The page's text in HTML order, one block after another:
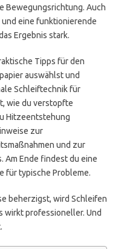
Bewegungsrichtung. Auch
eine funktionierende
Ergebnis stark.
Tipps für den
auswählst und
Schleiftechnik für
wie du verstopfte
Hitzeentstehung
zur
und zur
Am Ende findest du eine
für typische Probleme.
beherzigst, wird Schleifen
wirkt professioneller. Und